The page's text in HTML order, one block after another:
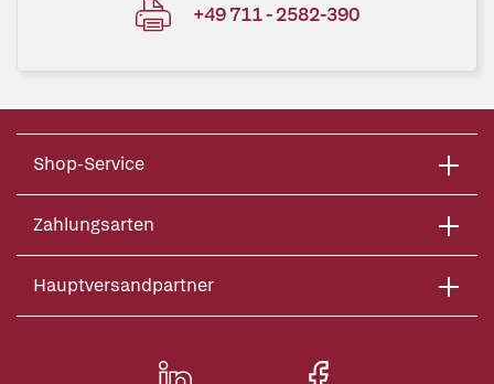
+49 711 - 2582-390
Shop-Service
Zahlungsarten
Hauptversandpartner